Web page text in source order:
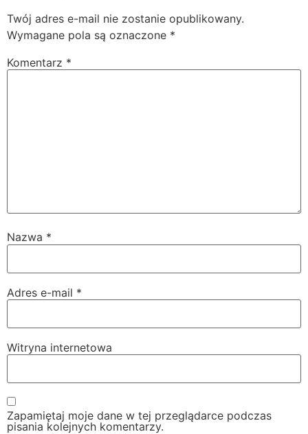
Twój adres e-mail nie zostanie opublikowany.
Wymagane pola są oznaczone *
Komentarz *
Nazwa *
Adres e-mail *
Witryna internetowa
Zapamiętaj moje dane w tej przeglądarce podczas
pisania kolejnych komentarzy.